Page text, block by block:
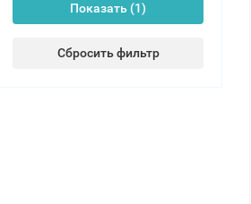
Показать
Сбросить фильтр